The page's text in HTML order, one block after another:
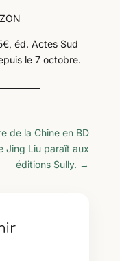
éd. Actes Sud
le 7 octobre.
de la Chine en BD
Jing Liu paraît aux
éditions Sully. →